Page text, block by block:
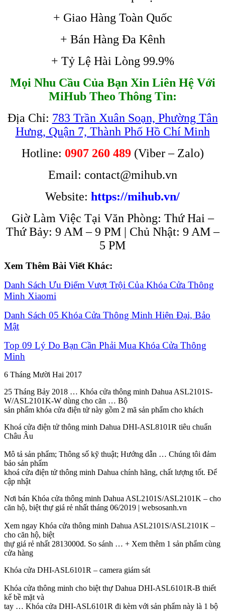
+ Giao Hàng Toàn Quốc
+ Bán Hàng Đa Kênh
+ Tỷ Lệ Hài Lòng 99.9%
Mọi Nhu Cầu Của Bạn Xin Liên Hệ Với
MiHub Theo Thông Tin:
Địa Chỉ: 783 Trần Xuân Soạn, Phường Tân
Hưng, Quận 7, Thành Phố Hồ Chí Minh
Hotline: 0907 260 489(Viber – Zalo)
Email: contact@mihub.vn
Website: https://mihub.vn/
Giờ Làm Việc Tại Văn Phòng: Thứ Hai –
Thứ Bảy: 9 AM – 9 PM | Chủ Nhật: 9 AM –
5 PM
Xem Thêm Bài Viết Khác:
Danh Sách Ưu Điểm Vượt Trội Của Khóa Cửa Thông
Minh Xiaomi
Danh Sách 05 Khóa Cửa Thông Minh Hiện Đại, Bảo
Mật
Top 09 Lý Do Bạn Cần Phải Mua Khóa Cửa Thông
Minh
6 Tháng Mười Hai 2017
25 Tháng Bảy 2018 … Khóa cửa thông minh Dahua ASL2101S-
W/ASL2101K-W dùng cho căn … Bộ
sản phẩm khóa cửa điện tử này gồm 2 mã sản phẩm cho khách
Khoá cửa điện tử thông minh Dahua DHI-ASL8101R tiêu chuẩn
Châu Âu
Mô tả sản phẩm; Thông số kỹ thuật; Hướng dẫn … Chúng tôi đảm
bảo sản phẩm
khoá cửa điện tử thông minh Dahua chính hãng, chất lượng tốt. Để
cập nhật
Nơi bán Khóa cửa thông minh Dahua ASL2101S/ASL2101K – cho
căn hộ, biệt thự giá rẻ nhất tháng 06/2019 | websosanh.vn
Xem ngay Khóa cửa thông minh Dahua ASL2101S/ASL2101K –
cho căn hộ, biệt
thự giá rẻ nhất 2813000đ. So sánh … + Xem thêm 1 sản phẩm cùng
cửa hàng
Khóa cửa DHI-ASL6101R – camera giám sát
Khóa cửa thông minh cho biệt thự Dahua DHI-ASL6101R-B thiết
kế bề mặt và
tay … Khóa cửa DHI-ASL6101R đi kèm với sản phẩm này là 1 bộ